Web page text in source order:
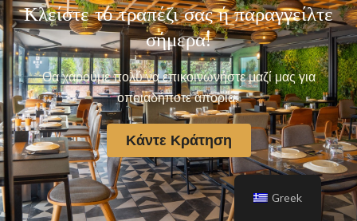
Κλείστε το τραπέζι σας ή παραγγείλτε
σήμερα!
Θα χαρούμε πολύ να επικοινωνήστε μαζί μας για
οποιαδήποτε απορία.
Κάντε Κράτηση
Greek